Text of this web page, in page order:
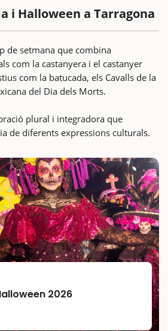
i Halloween a Tarragona
de setmana que combina
com la castanyera i el castanyer
com la batucada, els Cavalls de la
del Dia dels Morts.
plural i integradora que
de diferents expressions culturals.
2026